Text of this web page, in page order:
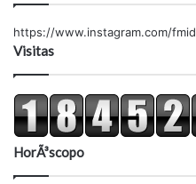
https://www.instagram.com/
Visitas
HorÃ³scopo